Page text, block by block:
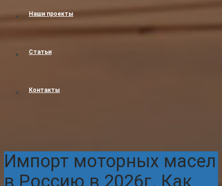
Наши проекты
Статьи
Контакты
Импорт моторных масел
в Россию в 2026г. Как